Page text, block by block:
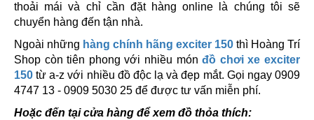
thoải mái và chỉ cần đặt hàng online là chúng tôi sẽ
chuyển hàng đến tận nhà.
Ngoài những hàng chính hãng exciter 150 thì Hoàng Trí
Shop còn tiên phong với nhiều mónđồ chơi xe exciter
150 từ a-z với nhiều đồ độc lạ và đẹp mắt. Gọi ngay 0909
4747 13 - 0909 5030 25 để được tư vấn miễn phí.
Hoặc đến tại cửa hàng để xem đồ thỏa thích: